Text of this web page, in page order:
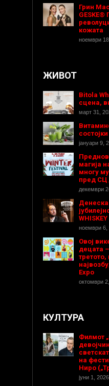
Грин
GESKE®
кожата
ноември
ЖИВОТ
Bitola
сцена,
март 31,
состојки
јануари 9,
магија
многу
пред СЦ
декември
Денеска
WHISKEY
ноември 6,
Овој
децата
третото,
Expo
октомври
КУЛТУРА
Филмот
на
Ниро
јуни 1, 2026